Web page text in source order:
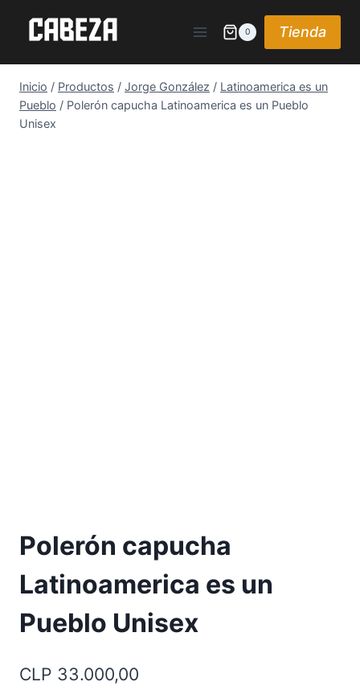
0 Tienda
Inicio / Productos / Jorge González / Latinoamerica es un
Pueblo / Polerón capucha Latinoamerica es un Pueblo
Unisex
Polerón capucha
Latinoamerica es un
Pueblo Unisex
CLP 33.000,00